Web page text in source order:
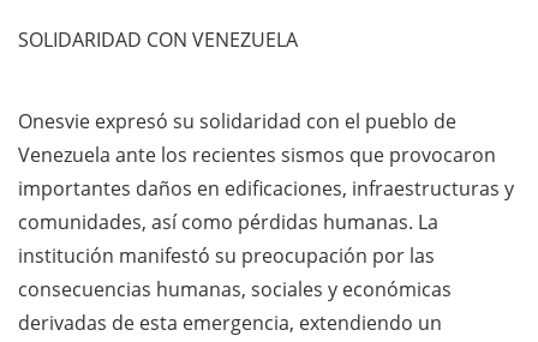
SOLIDARIDAD CON VENEZUELA
Onesvie expresó su solidaridad con el pueblo de
Venezuela ante los recientes sismos que provocaron
importantes daños en edificaciones, infraestructuras y
comunidades, así como pérdidas humanas. La
institución manifestó su preocupación por las
consecuencias humanas, sociales y económicas
derivadas de esta emergencia, extendiendo un